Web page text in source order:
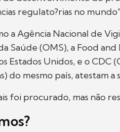
regulato?rias no
a Agência Nacional de
Saúde (OMS), a Food
Estados Unidos, e o CDC
do mesmo país, atestam a
foi procurado, mas não